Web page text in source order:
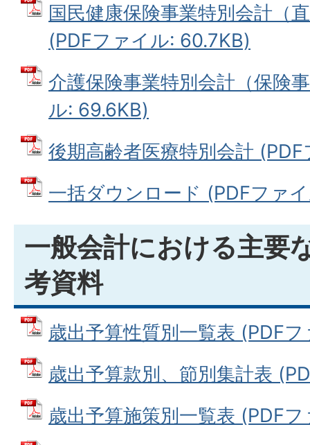
国民健康保険事業特別会計（
(PDFファイル: 60.7KB)
介護保険事業特別会計（保険
ル: 69.6KB)
後期高齢者医療特別会計
一括ダウンロード (PDFファ
一般会計における主要
考資料
歳出予算性質別一覧表 (PDF
歳出予算款別、節別集計表
歳出予算施策別一覧表 (PDF